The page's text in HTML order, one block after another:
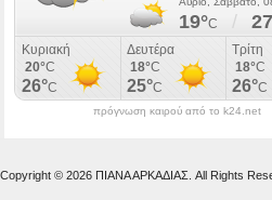
πρόγνωση καιρού από το k24.net
Copyright © 2026 ΠΙΑΝΑ ΑΡΚΑΔΙΑΣ. All Rights